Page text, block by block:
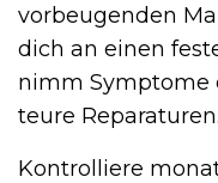
vorbeugenden
dich an einen
nimm Symptome
teure Reparaturen.
Kontrolliere